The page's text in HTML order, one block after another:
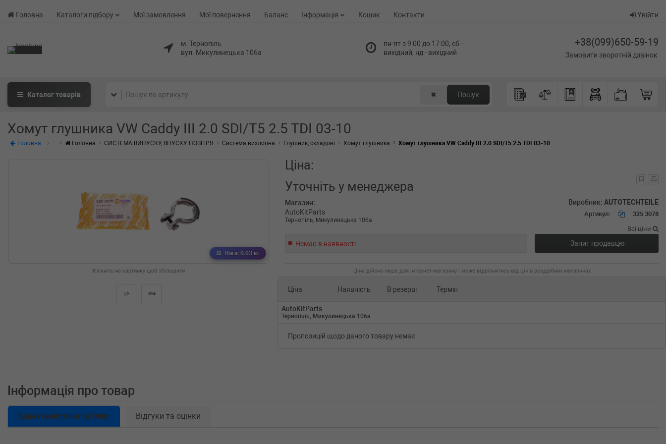
Головна Каталоги підбору Мої замовлення Мої повернення Баланс Інформація Кошик Контакти Увійти
м. Тернопіль
вул. Микулинецька 106а
пн-пт з 9:00 до 17:00, сб -
вихідний, нд - вихідний
+38(099)650-59-19
Замовити зворотній дзвінок
Каталогтоварів ✖ Пошук
Хомут глушника VW Caddy III 2.0 SDI/T5 2.5 TDI 03-10
Головна Головна СИСТЕМА ВИПУСКУ, ВПУСКУ ПОВІТРЯ Система вихлопна Глушник, складові Хомут глушника Хомут глушника VW Caddy III 2.0 SDI/T5 2.5 TDI 03-10
Вага: 0.03 кг
Клікніть на картинку щоб збільшити
Ціна:
Уточніть у менеджера
Магазин:
AutoKitParts
Тернопіль, Микулинецька 106а
Виробник: AUTOTECHTEILE
Артикул: 325 3078
Всі ціни
Немає в наявності Запит продавцю
Ціна дійсна лише для інтернет-магазину і може відрізнятись від цін в роздрібних магазинах
Ціна Наявність В резерві Термін
AutoKitParts
Тернопіль, Микулинецька 106а
Пропозицій щодо даного товару немає
Інформація про товар
Характеристики та Опис Відгуки та оцінки